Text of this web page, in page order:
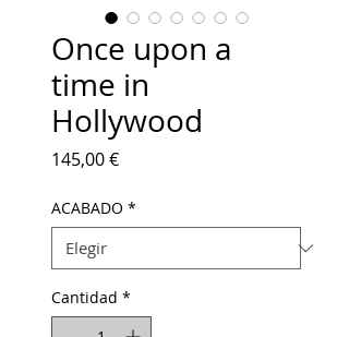
Once upon a
time in
Hollywood
145,00 €Precio
ACABADO *
Cantidad *